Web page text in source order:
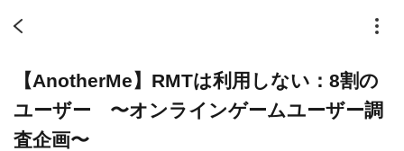
【AnotherMe】RMTは利用しない：8割の
ユーザー 〜オンラインゲームユーザー調
査企画〜